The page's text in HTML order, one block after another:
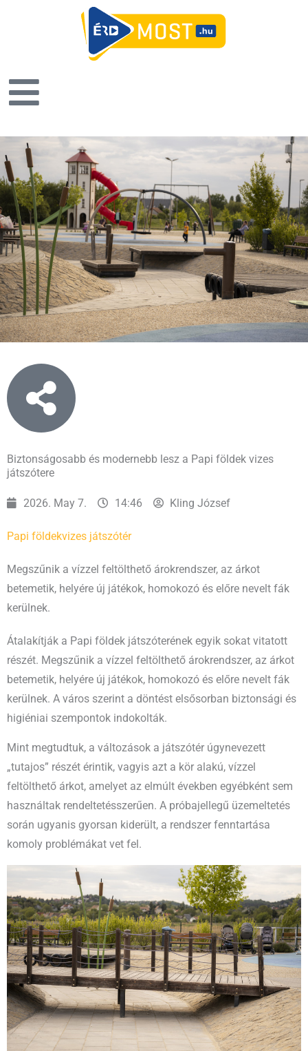
Biztonságosabb és modernebb lesz a Papi földek vizes
játszótere
2026. May 7. 14:46 Kling József
Papi földekvizes játszótér
Megszűnik a vízzel feltölthető árokrendszer, az árkot
betemetik, helyére új játékok, homokozó és előre nevelt fák
kerülnek.
Átalakítják a Papi földek játszóterének egyik sokat vitatott
részét. Megszűnik a vízzel feltölthető árokrendszer, az árkot
betemetik, helyére új játékok, homokozó és előre nevelt fák
kerülnek. A város szerint a döntést elsősorban biztonsági és
higiéniai szempontok indokolták.
Mint megtudtuk, a változások a játszótér úgynevezett
„tutajos” részét érintik, vagyis azt a kör alakú, vízzel
feltölthető árkot, amelyet az elmúlt években egyébként sem
használtak rendeltetésszerűen. A próbajellegű üzemeltetés
során ugyanis gyorsan kiderült, a rendszer fenntartása
komoly problémákat vet fel.